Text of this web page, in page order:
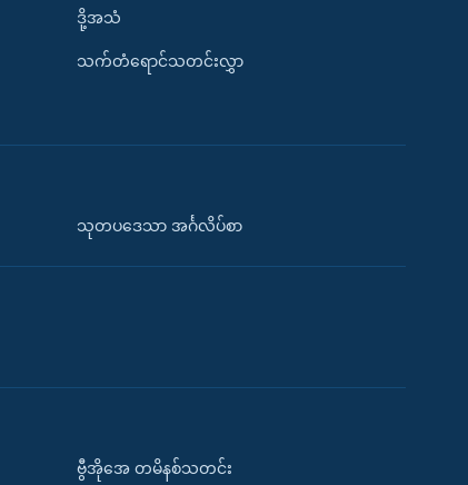
ဒို့အသံ
သက်တံရောင်သတင်းလွှာ
သုတပဒေသာ အင်္ဂလိပ်စာ
ဗွီအိုအေ တမိနစ်သတင်း